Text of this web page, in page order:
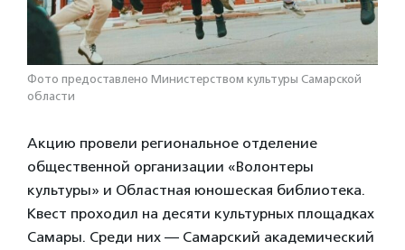
Фото предоставлено Министерством культуры Самарской
области
Акцию провели региональное отделение
общественной организации «Волонтеры
культуры» и Областная юношеская библиотека.
Квест проходил на десяти культурных площадках
Самары. Среди них — Самарский академический